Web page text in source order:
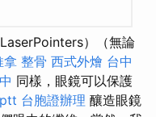
）（無論
拿 整骨 西式外燴 台中
同樣，眼鏡可以保護
台胞證辦理 釀造眼鏡